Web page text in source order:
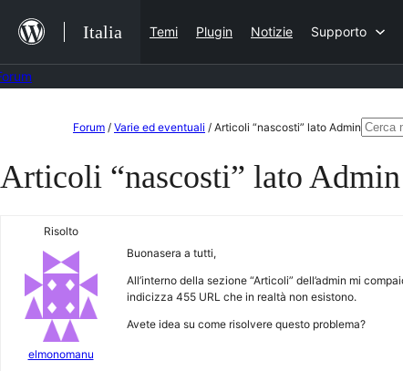
contenuto
Italia Temi Plugin Notizie Supporto
contenuto
Forum / Varie ed eventuali / Articoli “nascosti” lato Admin
Articoli “nascosti” lato Admin
Risolto
elmonomanu
Buonasera a tutti,
All’interno della sezione “Articoli” dell’admin mi
indicizza 455 URL che in realtà non esistono.
Avete idea su come risolvere questo problema?